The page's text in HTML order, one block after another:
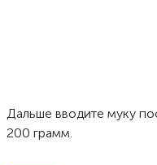
Дальше вводите муку
200 грамм.